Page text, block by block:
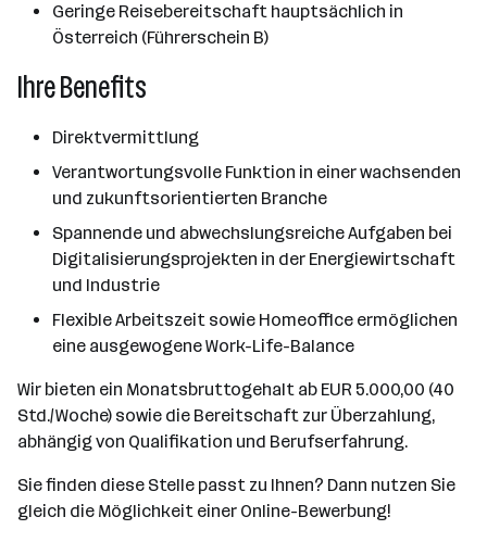
Geringe Reisebereitschaft hauptsächlich in
Österreich (Führerschein B)
Ihre Benefits
Direktvermittlung
Verantwortungsvolle Funktion in einer wachsenden
und zukunftsorientierten Branche
Spannende und abwechslungsreiche Aufgaben bei
Digitalisierungsprojekten in der Energiewirtschaft
und Industrie
Flexible Arbeitszeit sowie Homeoffice ermöglichen
eine ausgewogene Work-Life-Balance
Wir bieten ein Monatsbruttogehalt ab EUR 5.000,00 (40
Std./Woche) sowie die Bereitschaft zur Überzahlung,
abhängig von Qualifikation und Berufserfahrung.
Sie finden diese Stelle passt zu Ihnen? Dann nutzen Sie
gleich die Möglichkeit einer Online-Bewerbung!